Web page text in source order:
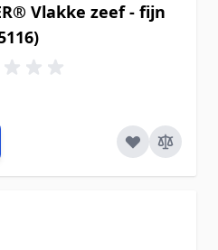
Vlakke zeef - fijn